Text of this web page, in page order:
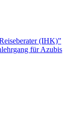
(IHK)”
für Azubis